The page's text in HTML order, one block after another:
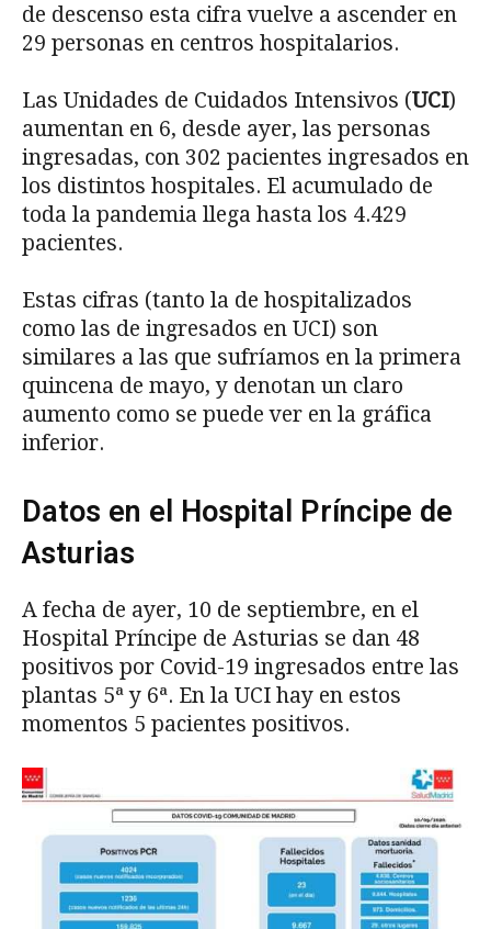
de descenso esta cifra vuelve a ascender en
29 personas en centros hospitalarios.
Las Unidades de Cuidados Intensivos (UCI)
aumentan en 6, desde ayer, las personas
ingresadas, con 302 pacientes ingresados en
los distintos hospitales. El acumulado de
toda la pandemia llega hasta los 4.429
pacientes.
Estas cifras (tanto la de hospitalizados
como las de ingresados en UCI) son
similares a las que sufríamos en la primera
quincena de mayo, y denotan un claro
aumento como se puede ver en la gráfica
inferior.
Datos en el Hospital Príncipe de
Asturias
A fecha de ayer, 10 de septiembre, en el
Hospital Príncipe de Asturias se dan 48
positivos por Covid-19 ingresados entre las
plantas 5ª y 6ª. En la UCI hay en estos
momentos 5 pacientes positivos.